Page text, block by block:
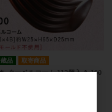
品 取寄商品
クーベルコーム 112個入 A-100